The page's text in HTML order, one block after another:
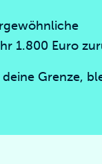
1.800 Euro
Grenze,